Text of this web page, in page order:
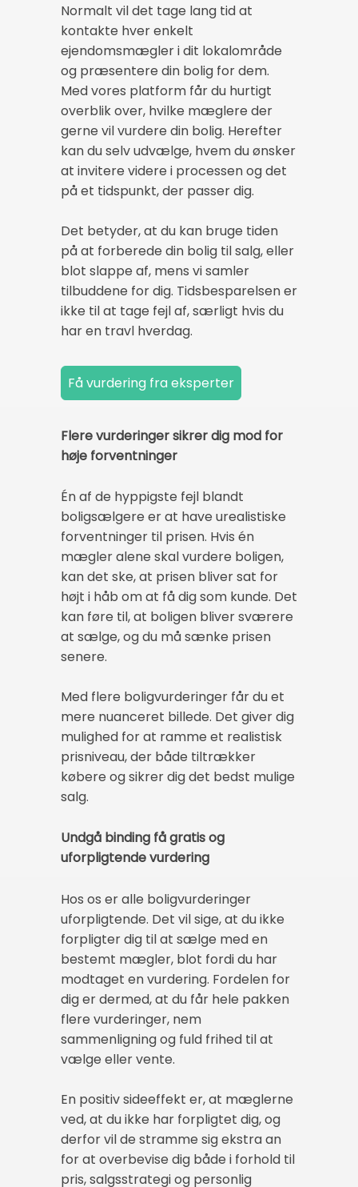
Normalt vil det tage lang tid at
kontakte hver enkelt
ejendomsmægler i dit lokalområde
og præsentere din bolig for dem.
Med vores platform får du hurtigt
overblik over, hvilke mæglere der
gerne vil vurdere din bolig. Herefter
kan du selv udvælge, hvem du ønsker
at invitere videre i processen og det
på et tidspunkt, der passer dig.
Det betyder, at du kan bruge tiden
på at forberede din bolig til salg, eller
blot slappe af, mens vi samler
tilbuddene for dig. Tidsbesparelsen er
ikke til at tage fejl af, særligt hvis du
har en travl hverdag.
Flere vurderinger sikrer dig mod for
høje forventninger
Én af de hyppigste fejl blandt
boligsælgere er at have urealistiske
forventninger til prisen. Hvis én
mægler alene skal vurdere boligen,
kan det ske, at prisen bliver sat for
højt i håb om at få dig som kunde. Det
kan føre til, at boligen bliver sværere
at sælge, og du må sænke prisen
senere.
Med flere boligvurderinger får du et
mere nuanceret billede. Det giver dig
mulighed for at ramme et realistisk
prisniveau, der både tiltrækker
købere og sikrer dig det bedst mulige
salg.
Undgå binding få gratis og
uforpligtende vurdering
Hos os er alle boligvurderinger
uforpligtende. Det vil sige, at du ikke
forpligter dig til at sælge med en
bestemt mægler, blot fordi du har
modtaget en vurdering. Fordelen for
dig er dermed, at du får hele pakken
flere vurderinger, nem
sammenligning og fuld frihed til at
vælge eller vente.
En positiv sideeffekt er, at mæglerne
ved, at du ikke har forpligtet dig, og
derfor vil de stramme sig ekstra an
for at overbevise dig både i forhold til
pris, salgsstrategi og personlig